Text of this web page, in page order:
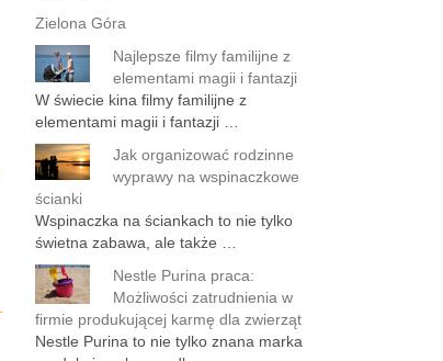
Zielona Góra
Najlepsze filmy familijne z
elementami magii i fantazji
W świecie kina filmy familijne z
elementami magii i fantazji …
Jak organizować rodzinne
wyprawy na wspinaczkowe
ścianki
Wspinaczka na ściankach to nie tylko
świetna zabawa, ale także …
Nestle Purina praca:
Możliwości zatrudnienia w
firmie produkującej karmę dla zwierząt
Nestle Purina to nie tylko znana marka